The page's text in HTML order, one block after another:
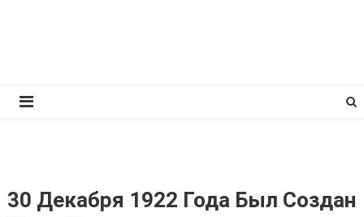
30 Декабря 1922 Года Был Создан